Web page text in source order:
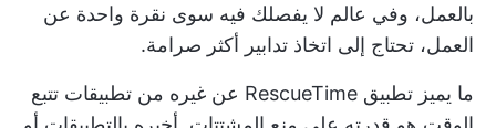
بالعمل، وفي عالم لا يفصلك فيه سوى نقرة واحدة عن
العمل، تحتاج إلى اتخاذ تدابير أكثر صرامة.
ما يميز تطبيق RescueTime عن غيره من تطبيقات تتبع